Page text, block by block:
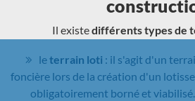
Il existedifférents types de
leterrain loti : il s'agit d'un
foncière lors de la création d'un
obligatoirement borné et